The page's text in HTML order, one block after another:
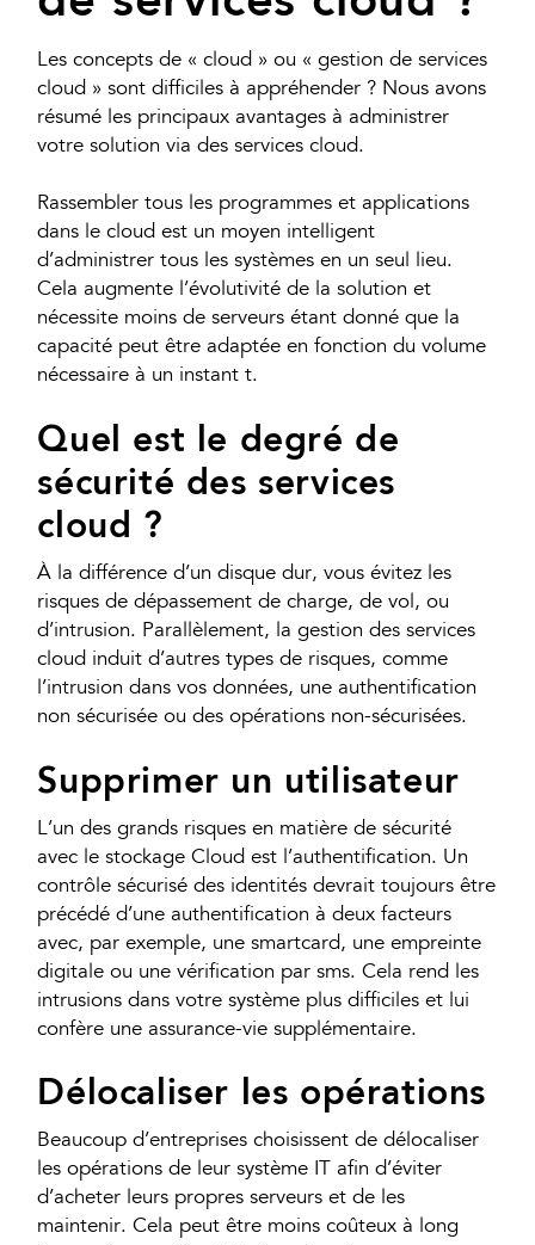
Les concepts de « cloud » ou « gestion de services
cloud » sont difficiles à appréhender ? Nous avons
résumé les principaux avantages à administrer
votre solution via des services cloud.
Rassembler tous les programmes et applications
dans le cloud est un moyen intelligent
d’administrer tous les systèmes en un seul lieu.
Cela augmente l’évolutivité de la solution et
nécessite moins de serveurs étant donné que la
capacité peut être adaptée en fonction du volume
nécessaire à un instant t.
Quel est le degré de
sécurité des services
cloud ?
À la différence d’un disque dur, vous évitez les
risques de dépassement de charge, de vol, ou
d’intrusion. Parallèlement, la gestion des services
cloud induit d’autres types de risques, comme
l’intrusion dans vos données, une authentification
non sécurisée ou des opérations non-sécurisées.
Supprimer un utilisateur
L’un des grands risques en matière de sécurité
avec le stockage Cloud est l’authentification. Un
contrôle sécurisé des identités devrait toujours être
précédé d’une authentification à deux facteurs
avec, par exemple, une smartcard, une empreinte
digitale ou une vérification par sms. Cela rend les
intrusions dans votre système plus difficiles et lui
confère une assurance-vie supplémentaire.
Délocaliser les opérations
Beaucoup d’entreprises choisissent de délocaliser
les opérations de leur système IT afin d’éviter
d’acheter leurs propres serveurs et de les
maintenir. Cela peut être moins coûteux à long